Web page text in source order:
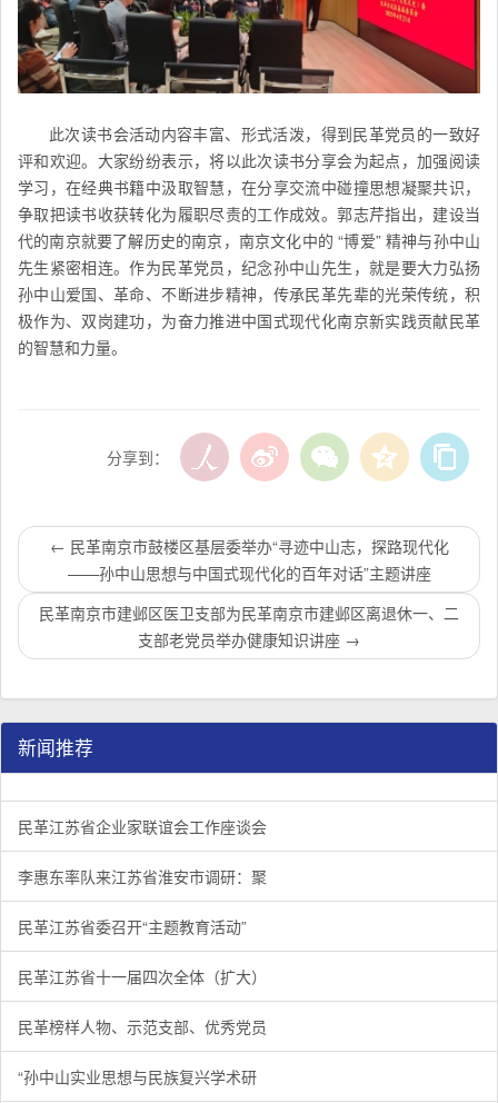
此次读书会活动内容丰富、形式活泼，得到民革党员的一致好
评和欢迎。大家纷纷表示，将以此次读书分享会为起点，加强阅读
学习，在经典书籍中汲取智慧，在分享交流中碰撞思想凝聚共识，
争取把读书收获转化为履职尽责的工作成效。郭志芹指出，建设当
代的南京就要了解历史的南京，南京文化中的 “博爱” 精神与孙中山
先生紧密相连。作为民革党员，纪念孙中山先生，就是要大力弘扬
孙中山爱国、革命、不断进步精神，传承民革先辈的光荣传统，积
极作为、双岗建功，为奋力推进中国式现代化南京新实践贡献民革
的智慧和力量。
分享到：
← 民革南京市鼓楼区基层委举办“寻迹中山志，探路现代化
——孙中山思想与中国式现代化的百年对话”主题讲座
民革南京市建邺区医卫支部为民革南京市建邺区离退休一、二
支部老党员举办健康知识讲座 →
新闻推荐
民革江苏省企业家联谊会工作座谈会在宁召开
1/3 李惠东率队来江苏省淮安市调研：聚焦民革党员之家建设管
2/3 民革江苏省委召开“主题教育活动” 领导班子民主生活会
3/3
民革江苏省企业家联谊会工作座谈会
李惠东率队来江苏省淮安市调研：聚
民革江苏省委召开“主题教育活动”
民革江苏省十一届四次全体（扩大）
民革榜样人物、示范支部、优秀党员
“孙中山实业思想与民族复兴学术研